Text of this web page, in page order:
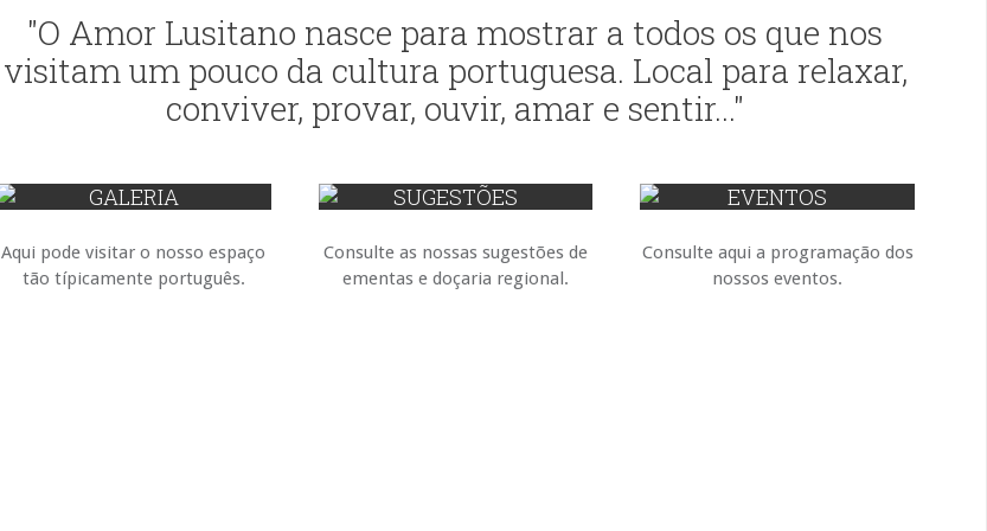
"O Amor Lusitano nasce para mostrar a todos os que nos
visitam um pouco da cultura portuguesa. Local para relaxar,
conviver, provar, ouvir, amar e sentir..."
GALERIA
Aqui pode visitar o nosso espaço
tão típicamente português.
SUGESTÕES
Consulte as nossas sugestões de
ementas e doçaria regional.
EVENTOS
Consulte aqui a programação dos
nossos eventos.